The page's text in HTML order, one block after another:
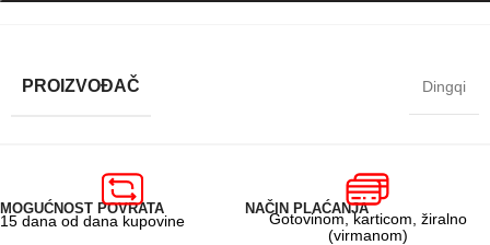
PROIZVOĐAČ Dingqi
MOGUĆNOST POVRATA
15 dana od dana kupovine
NAČIN PLAĆANJA
Gotovinom, karticom, žiralno
(virmanom)